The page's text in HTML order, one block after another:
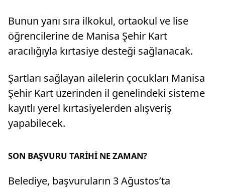
Bunun yanı sıra ilkokul, ortaokul ve lise
öğrencilerine de Manisa Şehir Kart
aracılığıyla kırtasiye desteği sağlanacak.
Şartları sağlayan ailelerin çocukları Manisa
Şehir Kart üzerinden il genelindeki sisteme
kayıtlı yerel kırtasiyelerden alışveriş
yapabilecek.
SON BAŞVURU TARİHİ NE ZAMAN?
Belediye, başvuruların 3 Ağustos’ta